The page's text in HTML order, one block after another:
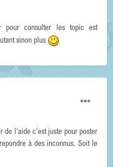
pour consulter les topic est
sinon plus
de l'aide c'est juste pour poster
à des inconnus. Soit le